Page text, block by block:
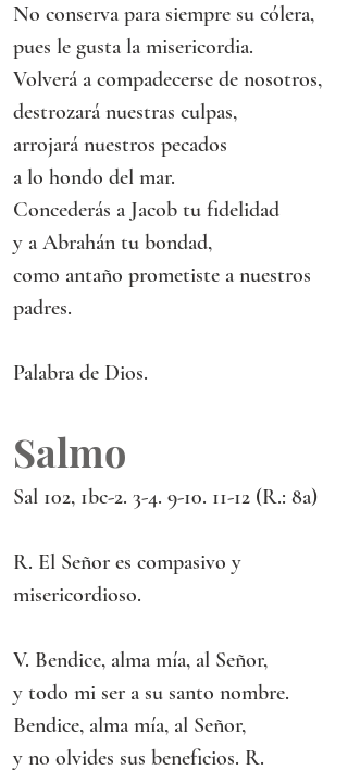
No conserva para siempre su cólera,
pues le gusta la misericordia.
Volverá a compadecerse de nosotros,
destrozará nuestras culpas,
arrojará nuestros pecados
a lo hondo del mar.
Concederás a Jacob tu fidelidad
y a Abrahán tu bondad,
como antaño prometiste a nuestros
padres.
Palabra de Dios.
Salmo
Sal 102, 1bc-2. 3-4. 9-10. 11-12 (R.: 8a)
R. El Señor es compasivo y
misericordioso.
V. Bendice, alma mía, al Señor,
y todo mi ser a su santo nombre.
Bendice, alma mía, al Señor,
y no olvides sus beneficios. R.